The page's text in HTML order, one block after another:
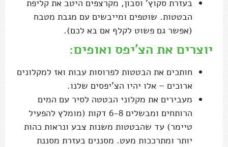
בעזרת סקוץ' וסבון, מקרצפים היטב את קליפת
הבטטות. שוטפים ומייבשים עם מגבת מטבח
(אפשר גם פשוט לקלף אם בא לכם).
יוצרים את הצ'יפס ואופים:
חותכים את הבטטות לפרוסות עבות ואז למקלונים
ארוכים – אלו יהיו הצ'יפסים שלנו.
מעבירים את מקלוני הבטטה לסיר עם המים
הרותחים ומבשלים 6-8 דקות (מומלץ להפעיל
טיימר) עד שהבטטות משנות צבע ונראות כהות
יותר ומתרככות מעט. מסננים בעזרת מסננת